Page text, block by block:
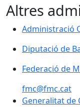
Altres
Administració
Administració
Diputació de
Diputació de
Federació de
Federació de
fmc@fmc.cat
Generalitat de
Generalitat de